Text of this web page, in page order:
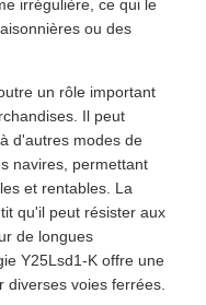
irrégulière, ce qui le
ou des
un rôle important
Il peut
d'autres modes de
navires, permettant
et rentables. La
qu'il peut résister aux
de longues
Y25Lsd1-K offre une
diverses voies ferrées.